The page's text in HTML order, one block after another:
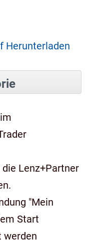
Herunterladen
Lenz+Partner
"Mein
Start
werden